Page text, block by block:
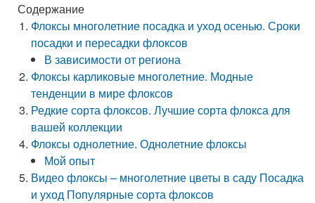
Содержание
Флоксы многолетние посадка и уход осенью. Сроки
посадки и пересадки флоксов
В зависимости от региона
Флоксы карликовые многолетние. Модные
тенденции в мире флоксов
Редкие сорта флоксов. Лучшие сорта флокса для
вашей коллекции
Флоксы однолетние. Однолетние флоксы
Мой опыт
Видео флоксы – многолетние цветы в саду Посадка
и уход Популярные сорта флоксов